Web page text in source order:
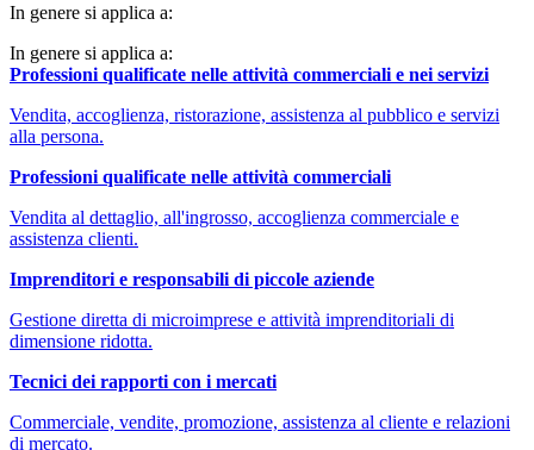
In genere si applica a:
In genere si applica a:
Professioni qualificate nelle attività commerciali e nei servizi
Vendita, accoglienza, ristorazione, assistenza al pubblico e servizi
alla persona.
Professioni qualificate nelle attività commerciali
Vendita al dettaglio, all'ingrosso, accoglienza commerciale e
assistenza clienti.
Imprenditori e responsabili di piccole aziende
Gestione diretta di microimprese e attività imprenditoriali di
dimensione ridotta.
Tecnici dei rapporti con i mercati
Commerciale, vendite, promozione, assistenza al cliente e relazioni
di mercato.